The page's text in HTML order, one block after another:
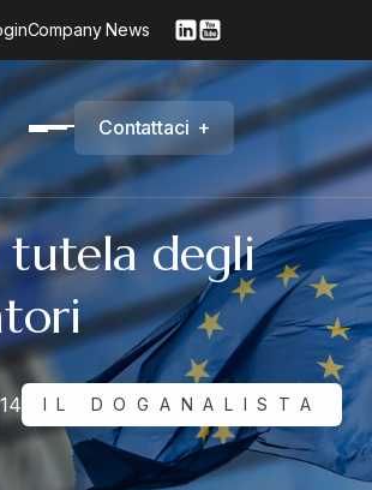
Company News
Contattaci +
degli
IL DOGANALISTA